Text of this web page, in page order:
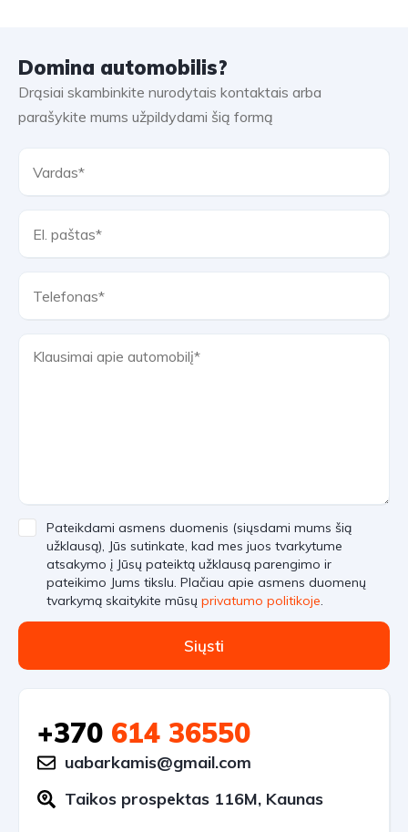
Domina automobilis?
Drąsiai skambinkite nurodytais kontaktais arba
parašykite mums užpildydami šią formą
Pateikdami asmens duomenis (siųsdami mums šią
užklausą), Jūs sutinkate, kad mes juos tvarkytume
atsakymo į Jūsų pateiktą užklausą parengimo ir
pateikimo Jums tikslu. Plačiau apie asmens duomenų
tvarkymą skaitykite mūsų privatumo politikoje.
Siųsti
+370 614 36550
uabarkamis@gmail.com
Taikos prospektas 116M, Kaunas